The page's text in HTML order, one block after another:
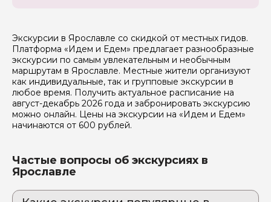
Экскурсии в Ярославле со скидкой от местных гидов.
Платформа «Идем и Едем» предлагает разнообразные
экскурсии по самым увлекательным и необычным
маршрутам в Ярославле. Местные жители организуют
как индивидуальные, так и групповые экскурсии в
любое время. Получить актуальное расписание на
август-декабрь 2026 года и забронировать экскурсию
можно онлайн. Цены на экскурсии на «Идем и Едем»
начинаются от 600 рублей.
Частые вопросы об экскурсиях в
Ярославле
задать
Я даю своё согласие на обработку персональных
Отправить